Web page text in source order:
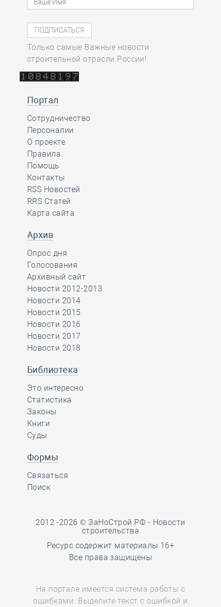
Только самые Важные новости
строительной отрасли России!
Портал
Сотрудничество
Персоналии
О проекте
Правила
Помощь
Контакты
RSS Новостей
RRS Статей
Карта сайта
Архив
Опрос дня
Голосования
Архивный сайт
Новости 2012-2013
Новости 2014
Новости 2015
Новости 2016
Новости 2017
Новости 2018
Библиотека
Это интересно
Статистика
Законы
Книги
Суды
Формы
Связаться
Поиск
2012 -2026 © ЗаНоСтрой.РФ - Новости
строительства
Ресурс содержит материалы 16+
Все права защищены
На портале имеется система работы с
ошибками. Выделите текст с ошибкой и